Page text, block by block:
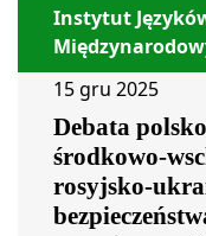
Instytut
15 gru 2025
Debata
środkowo-
rosyjsko-